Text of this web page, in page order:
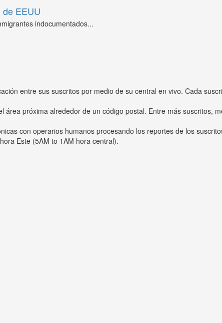
EEUU
indocumentados...
entre sus suscritos por medio de su central en vivo. Cada
área próxima alrededor de un código postal. Entre más suscritos,
con operarios humanos procesando los reportes de los
Este (5AM to 1AM hora central).